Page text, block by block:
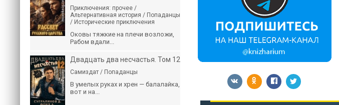
Приключения: прочее /
Альтернативная история / Попаданцы
/ Исторические приключения
Оковы тяжкие на плечи возложи,
Рабом вдали...
Двадцать два несчастья. Том 12
Самиздат / Попаданцы
В умелых руках и хрен — балалайка,
вот и на...